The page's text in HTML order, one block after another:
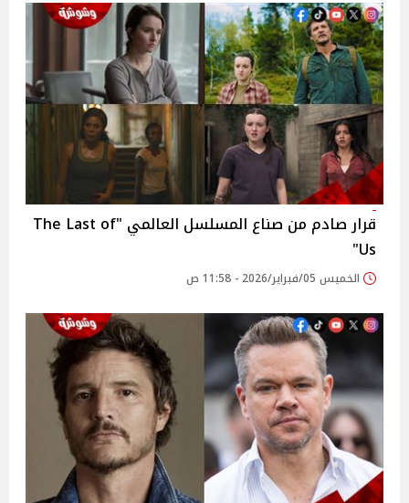
قرار صادم من صناع المسلسل العالمي "The Last of
Us"
الخميس 05/فبراير/2026 - 11:58 ص